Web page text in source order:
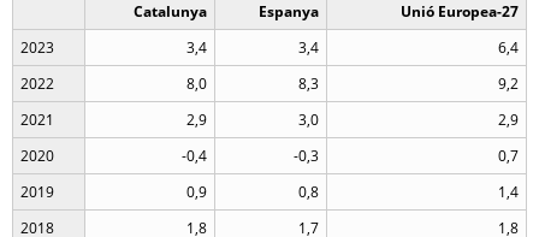
Catalunya Espanya
Unió Europea-27
2023
3,4 3,4
6,4
2022
8,0 8,3
9,2
2021
2,9 3,0
2,9
2020
-0,4 -0,3
0,7
2019
0,9 0,8
1,4
2018
1,8 1,7
1,8